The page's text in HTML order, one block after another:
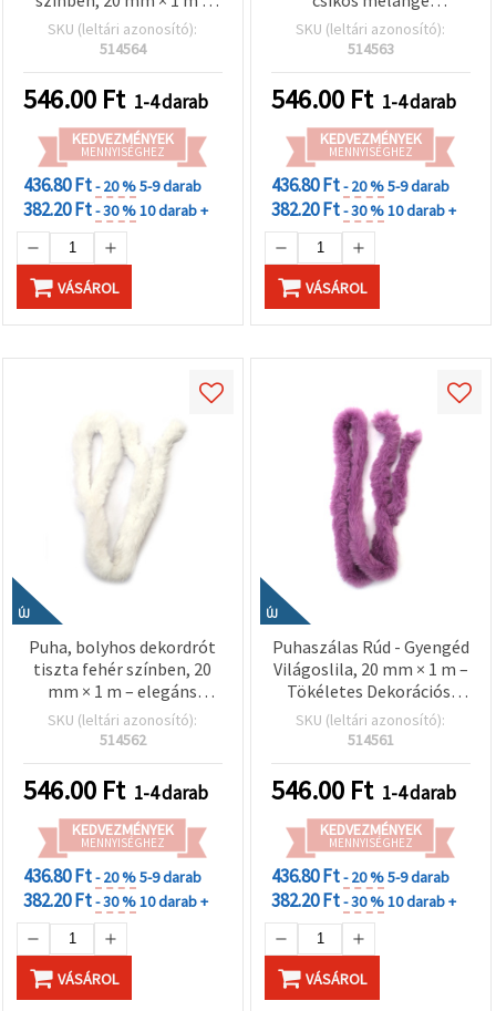
tökéletes DIY, dekorációs
és kreatív hobbi
SKU (leltári azonosító):
514564
546.00 Ft 1-4 darab
KEDVEZMÉNYEK
MENNYISÉGHEZ
436.80 Ft- 20 %5-9 darab
382.20 Ft- 30 %10 darab +
VÁSÁROL
árnyalatokban – fehér,
rózsaszín és világoskék,
kézműves dekorációkhoz
és DIY alkotásokhoz,
vegyes színekben
SKU (leltári azonosító):
514563
546.00 Ft 1-4 darab
KEDVEZMÉNYEK
MENNYISÉGHEZ
436.80 Ft- 20 %5-9 darab
382.20 Ft- 30 %10 darab +
VÁSÁROL
ÚJ
Puha, bolyhos dekordrót
tiszta fehér színben, 20
mm × 1 m – elegáns
dekorációkhoz, kézműves
alkotásokhoz és DIY
ART)
SKU (leltári azonosító):
514562
546.00 Ft 1-4 darab
KEDVEZMÉNYEK
MENNYISÉGHEZ
436.80 Ft- 20 %5-9 darab
382.20 Ft- 30 %10 darab +
VÁSÁROL
ÚJ
Puhaszálas Rúd - Gyengéd
Világoslila, 20 mm × 1 m –
Tökéletes Dekorációs,
Kézműves és DIY
Projektekhez
SKU (leltári azonosító):
514561
546.00 Ft 1-4 darab
KEDVEZMÉNYEK
MENNYISÉGHEZ
436.80 Ft- 20 %5-9 darab
382.20 Ft- 30 %10 darab +
VÁSÁROL